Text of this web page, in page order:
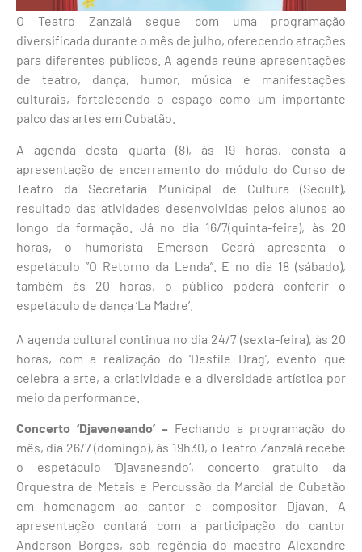
O Teatro Zanzalá segue com uma programação
diversificada durante o mês de julho, oferecendo atrações
para diferentes públicos. A agenda reúne apresentações
de teatro, dança, humor, música e manifestações
culturais, fortalecendo o espaço como um importante
palco das artes em Cubatão.
A agenda desta quarta (8), às 19 horas, consta a
apresentação de encerramento do módulo do Curso de
Teatro da Secretaria Municipal de Cultura (Secult),
resultado das atividades desenvolvidas pelos alunos ao
longo da formação. Já no dia 16/7(quinta-feira), às 20
horas, o humorista Emerson Ceará apresenta o
espetáculo ”O Retorno da Lenda”. E no dia 18 (sábado),
também às 20 horas, o público poderá conferir o
espetáculo de dança ‘La Madre’.
A agenda cultural continua no dia 24/7 (sexta-feira), às 20
horas, com a realização do ‘Desfile Drag’, evento que
celebra a arte, a criatividade e a diversidade artística por
meio da performance.
Concerto ‘Djaveneando’ – Fechando a programação do
mês, dia 26/7 (domingo), às 19h30, o Teatro Zanzalá recebe
o espetáculo ‘Djavaneando’, concerto gratuito da
Orquestra de Metais e Percussão da Marcial de Cubatão
em homenagem ao cantor e compositor Djavan. A
apresentação contará com a participação do cantor
Anderson Borges, sob regência do maestro Alexandre